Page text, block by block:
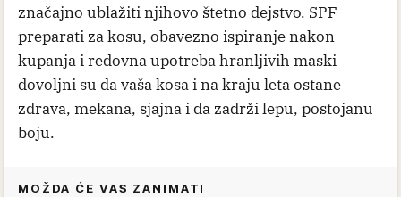
značajno ublažiti njihovo štetno dejstvo. SPF
preparati za kosu, obavezno ispiranje nakon
kupanja i redovna upotreba hranljivih maski
dovoljni su da vaša kosa i na kraju leta ostane
zdrava, mekana, sjajna i da zadrži lepu, postojanu
boju.
MOŽDA ĆE VAS ZANIMATI